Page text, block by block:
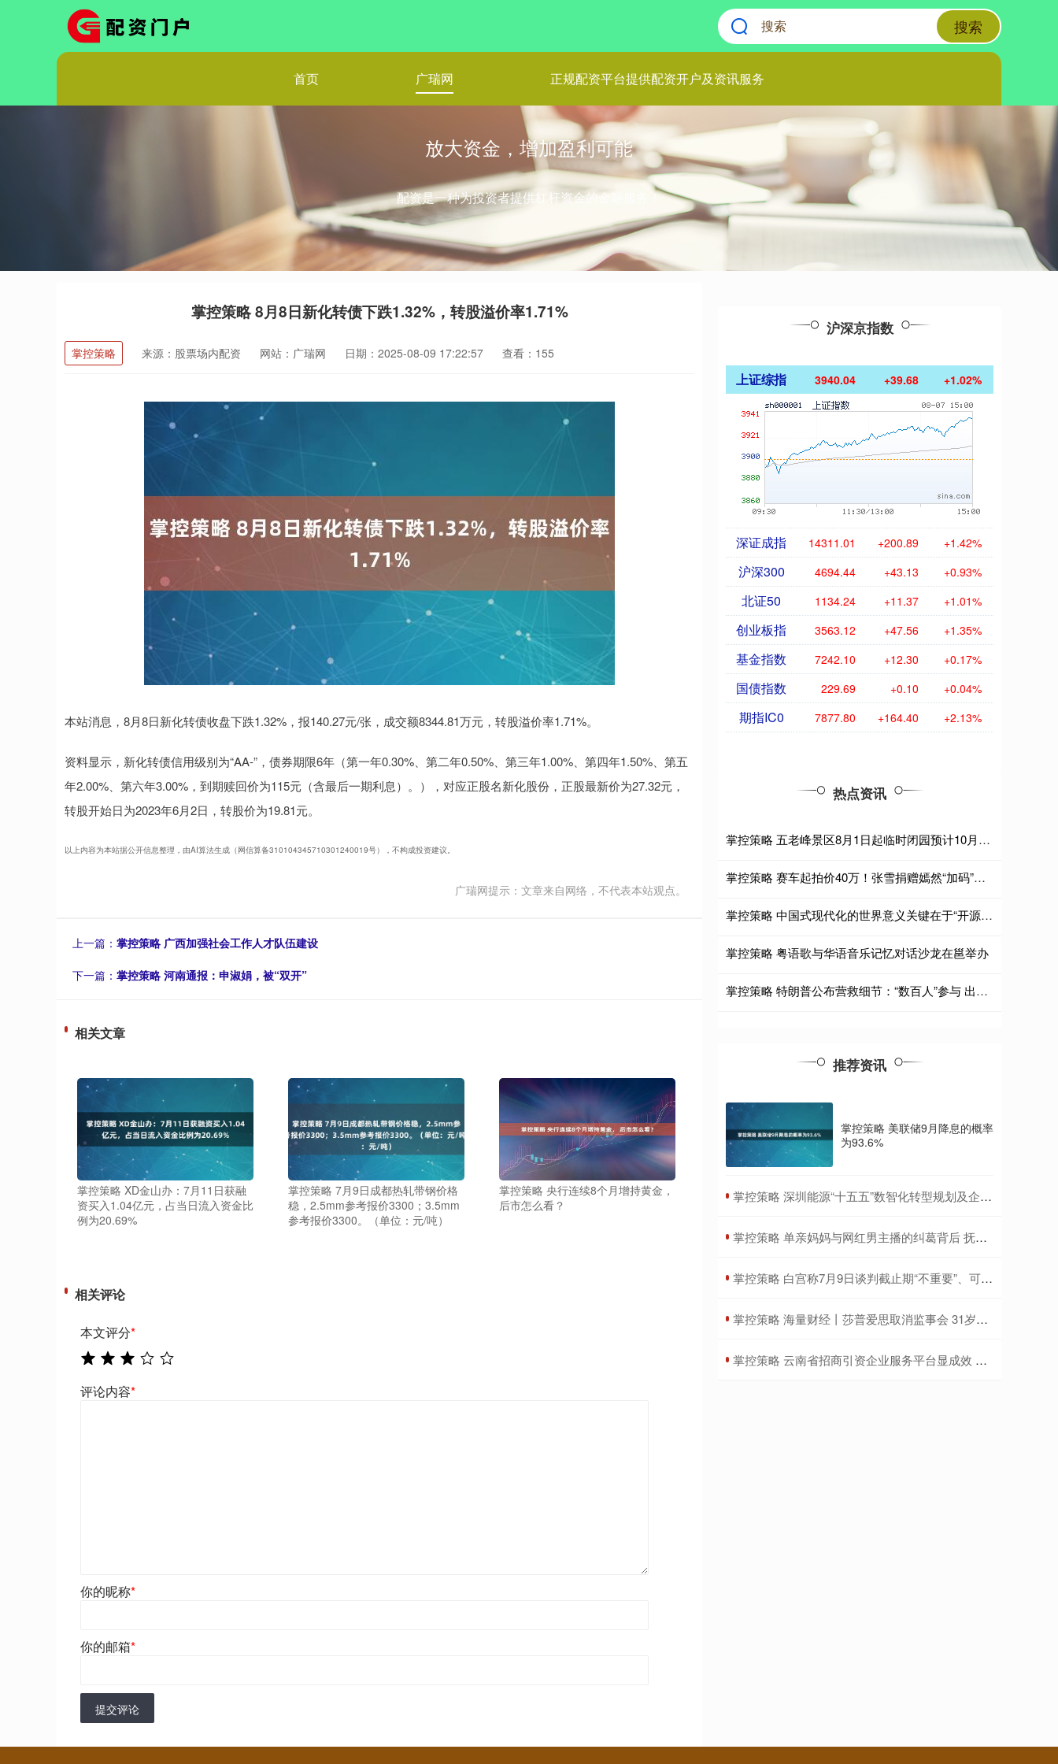
搜索
首页 广瑞网 正规配资平台提供配资开户及资讯服务
放大资金，增加盈利可能
配资是一种为投资者提供杠杆资金的金融服务！
掌控策略 8月8日新化转债下跌1.32%，转股溢价率1.71%
掌控策略 来源：股票场内配资 网站：广瑞网 日期：2025-08-09 17:22:57 查看：155
本站消息，8月8日新化转债收盘下跌1.32%，报140.27元/张，成交额8344.81万元，转股溢价率1.71%。
资料显示，新化转债信用级别为“AA-”，债券期限6年（第一年0.30%、第二年0.50%、第三年1.00%、第四年1.50%、第五
年2.00%、第六年3.00%，到期赎回价为115元（含最后一期利息）。），对应正股名新化股份，正股最新价为27.32元，
转股开始日为2023年6月2日，转股价为19.81元。
以上内容为本站据公开信息整理，由AI算法生成（网信算备310104345710301240019号），不构成投资建议。
广瑞网提示：文章来自网络，不代表本站观点。
上一篇： 掌控策略 广西加强社会工作人才队伍建设
下一篇： 掌控策略 河南通报：申淑娟，被“双开”
相关文章
掌控策略 XD金山办：7月11日获融
资买入1.04亿元，占当日流入资金比
例为20.69%
掌控策略 7月9日成都热轧带钢价格
稳，2.5mm参考报价3300；3.5mm
参考报价3300。（单位：元/吨）
掌控策略 央行连续8个月增持黄金，
后市怎么看？
相关评论
本文评分*
评论内容*
你的昵称*
你的邮箱*
提交评论
沪深京指数
上证综指 3940.04 +39.68 +1.02%
深证成指 14311.01 +200.89 +1.42%
沪深300 4694.44 +43.13 +0.93%
北证50 1134.24 +11.37 +1.01%
创业板指 3563.12 +47.56 +1.35%
基金指数 7242.10 +12.30 +0.17%
国债指数 229.69 +0.10 +0.04%
期指IC0 7877.80 +164.40 +2.13%
热点资讯
掌控策略 五老峰景区8月1日起临时闭园预计10月1日恢复开放
掌控策略 赛车起拍价40万！张雪捐赠嫣然“加码”：冠军奖杯、签名帽子一起送
掌控策略 中国式现代化的世界意义关键在于“开源”（读懂中国·读懂中国式现代化）
掌控策略 粤语歌与华语音乐记忆对话沙龙在邕举办
掌控策略 特朗普公布营救细节：“数百人”参与 出动155架飞机
推荐资讯
掌控策略 美联储9月降息的概率
为93.6%
​掌控策略 深圳能源“十五五”数智化转型规划及企业架构设计项目正式启动
​掌控策略 单亲妈妈与网红男主播的纠葛背后 抚养费与名誉权的较量
​掌控策略 白宫称7月9日谈判截止期“不重要”、可能推迟，标普逼近纪录高位
​掌控策略 海量财经丨莎普爱思取消监事会 31岁员工任职工代表董事
​掌控策略 云南省招商引资企业服务平台显成效 推动兑现招商承诺资金超1.5亿元